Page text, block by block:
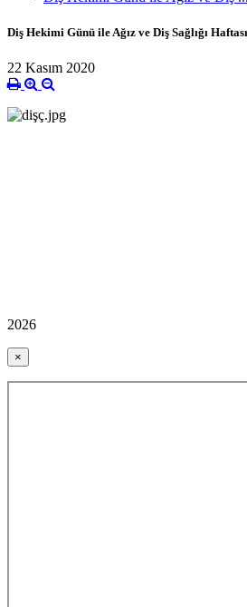
Diş Hekimi Günü ile Ağız ve Diş Sağlığı Haftası
22 Kasım 2020
2026
×